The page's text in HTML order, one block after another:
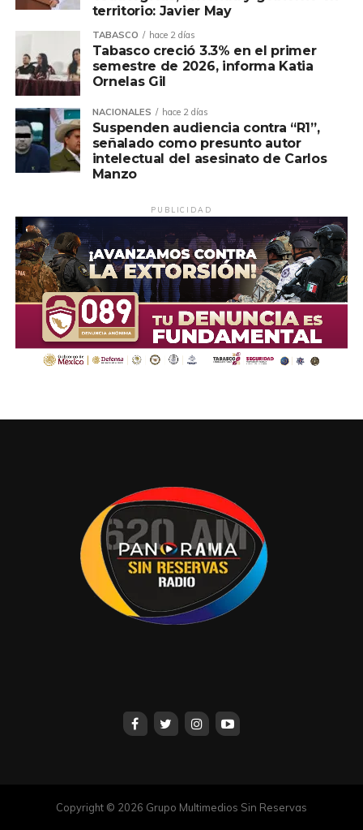
territorio: Javier May
TABASCO hace 2 días
Tabasco creció 3.3% en el primer
semestre de 2026, informa Katia
Ornelas Gil
NACIONALES hace 2 días
Suspenden audiencia contra “R1”,
señalado como presunto autor
intelectual del asesinato de Carlos
Manzo
PUBLICIDAD
Copyright © 2026 Grupo Multimedios Sin Reservas